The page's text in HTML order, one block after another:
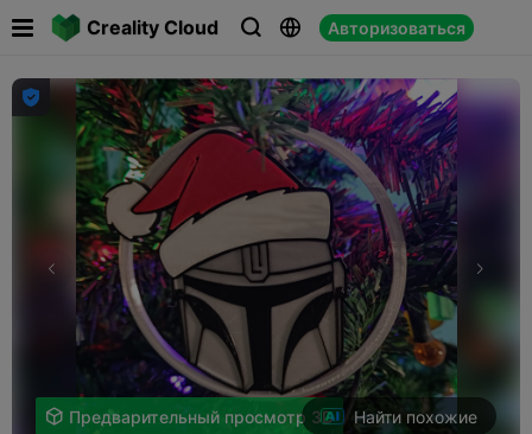
Creality Cloud   Авторизоваться


 Предварительный просмотр 3D Найти похожие